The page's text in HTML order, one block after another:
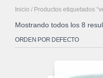
Inicio / Productos etiquetados
Mostrando todos los 8